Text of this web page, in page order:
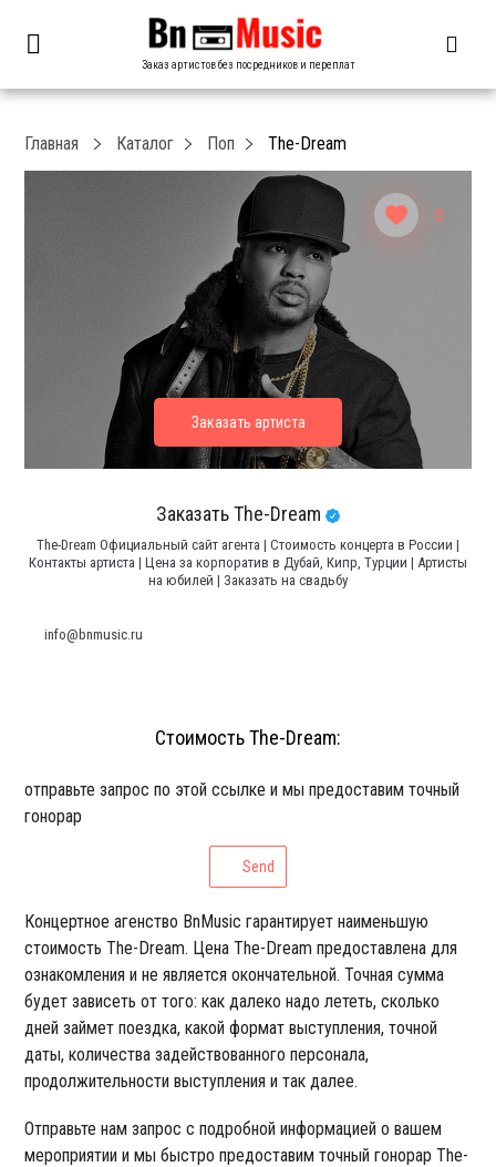
Заказ артистов без посредников и переплат
0
Главная Каталог Поп The-Dream
Заказать The-Dream
The-Dream Официальный сайт агента | Стоимость концерта в России |
Контакты артиста | Цена за корпоратив в Дубай, Кипр, Турции | Артисты
на юбилей | Заказать на свадьбу
info@bnmusic.ru
Стоимость The-Dream:
отправьте запрос по этой ссылке и мы предоставим точный
гонорар
Send
Концертное агенство BnMusic гарантирует наименьшую
стоимость The-Dream. Цена The-Dream предоставлена для
ознакомления и не является окончательной. Точная сумма
будет зависеть от того: как далеко надо лететь, сколько
дней займет поездка, какой формат выступления, точной
даты, количества задействованного персонала,
продолжительности выступления и так далее.
Отправьте нам запрос с подробной информацией о вашем
мероприятии и мы быстро предоставим точный гонорар The-